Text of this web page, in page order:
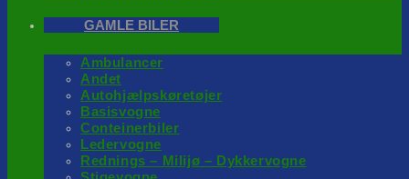
GAMLE BILER
Ambulancer
Andet
Autohjælpskøretøjer
Basisvogne
Conteinerbiler
Ledervogne
Rednings – Milijø – Dykkervogne